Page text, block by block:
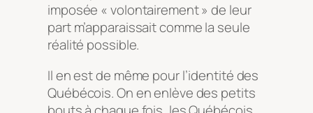
imposée « volontairement » de leur
part m’apparaissait comme la seule
réalité possible.
Il en est de même pour l’identité des
Québécois. On en enlève des petits